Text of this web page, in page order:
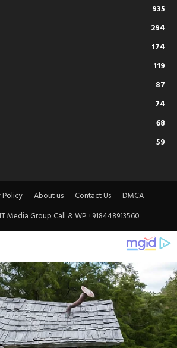
935
294
174
119
87
74
68
59
Policy About us Contact Us
DMCA
Media Group Call & WP +918448913560